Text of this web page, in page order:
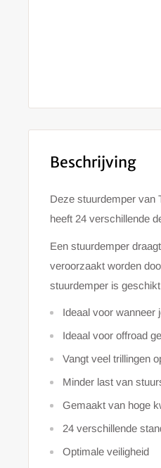
Beschrijving
Deze stuurdemper van
heeft 24 verschillende
Een stuurdemper
veroorzaakt worden
stuurdemper is
Ideaal voor wanneer
Ideaal voor offroad
Vangt veel trillingen
Minder last van
Gemaakt van hoge
24 verschillende
Optimale veiligheid